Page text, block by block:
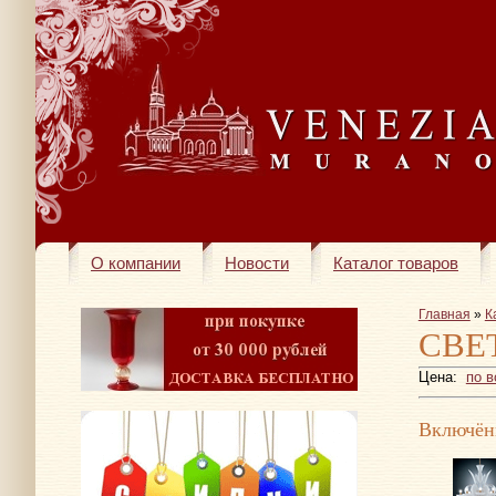
О компании Новости Каталог товаров
Главная »
Цена: по